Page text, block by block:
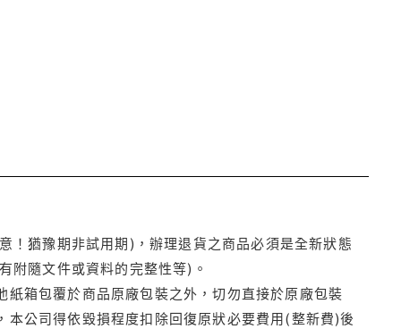
！猶豫期非試用期)，辦理退貨之商品必須是全新狀態
附隨文件或資料的完整性等)。
箱包覆於商品原廠包裝之外，切勿直接於原廠包裝
公司得依毀損程度扣除回復原狀必要費用(整新費)後